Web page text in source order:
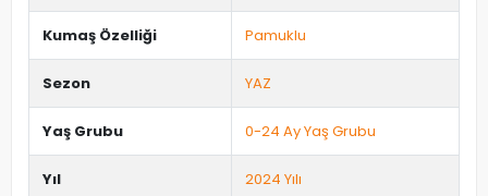
Kumaş Özelliği Pamuklu
Sezon YAZ
Yaş Grubu 0-24 Ay Yaş Grubu
Yıl 2024 Yılı